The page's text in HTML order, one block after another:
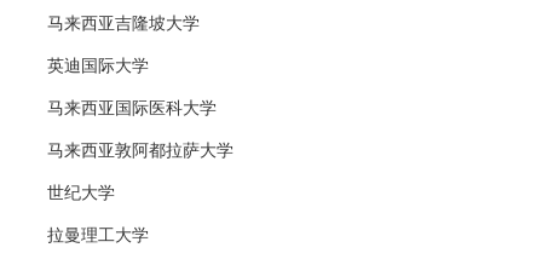
马来西亚吉隆坡大学
英迪国际大学
马来西亚国际医科大学
马来西亚敦阿都拉萨大学
世纪大学
拉曼理工大学